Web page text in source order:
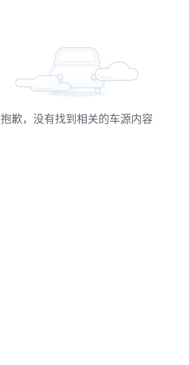
抱歉，没有找到相关的车源内容